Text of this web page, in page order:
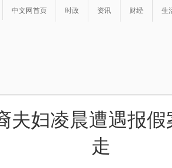
中文网首页 时政 资讯 财经 生
夫妇凌晨遭遇报
走